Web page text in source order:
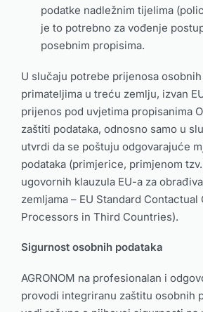
podatke nadležnim tijelima
je to potrebno za vođenje
posebnim propisima.
U slučaju potrebe prijenosa
primateljima u treću zemlju, izvan
prijenos pod uvjetima propisanima
zaštiti podataka, odnosno samo u
utvrdi da se poštuju odgovarajuće
podataka (primjerice, primjenom
ugovornih klauzula EU-a za
zemljama – EU Standard
Processors in Third Countries).
Sigurnost osobnih podataka
AGRONOM na profesionalan i
provodi integriranu zaštitu osobnih